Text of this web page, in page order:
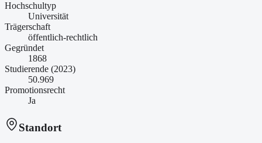
Hochschultyp
Universität
Trägerschaft
öffentlich-rechtlich
Gegründet
1868
Studierende (2023)
50.969
Promotionsrecht
Ja
Standort